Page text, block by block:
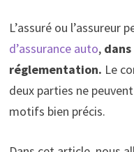
L’assuré ou l’assureur
d’assurance auto,
réglementation. Le
deux parties ne
motifs bien précis.